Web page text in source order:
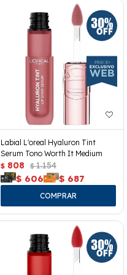
Labial L'oreal Hyaluron Tint
Serum Tono Worth It Medium
$ 808 $ 1.154
$ 606 $ 687